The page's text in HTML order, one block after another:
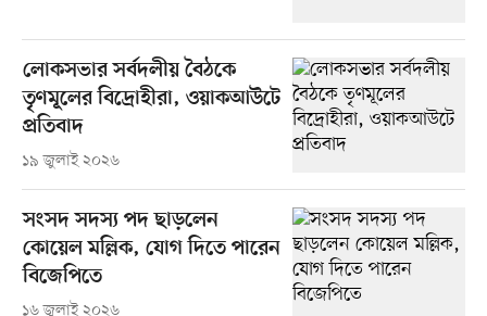
লোকসভার সর্বদলীয় বৈঠকে
তৃণমূলের বিদ্রোহীরা, ওয়াকআউটে
প্রতিবাদ
১৯ জুলাই ২০২৬
সংসদ সদস্য পদ ছাড়লেন
কোয়েল মল্লিক, যোগ দিতে পারেন
বিজেপিতে
১৬ জুলাই ২০২৬